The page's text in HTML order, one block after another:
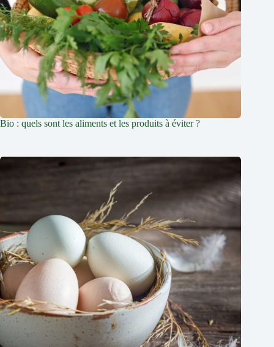
Bio : quels sont les aliments et les produits à éviter ?